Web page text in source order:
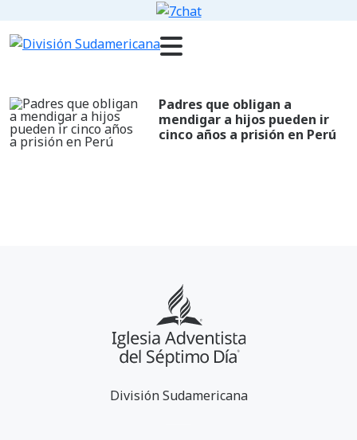
Padres que obligan a
mendigar a hijos pueden ir
cinco años a prisión en Perú
División Sudamericana